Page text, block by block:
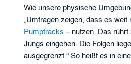
Wie unsere physische
„Umfragen zeigen, dass es
Pumptracks – nutzen. Das rührt
Jungs eingehen. Die Folgen
ausgegrenzt.“ So heißt es in